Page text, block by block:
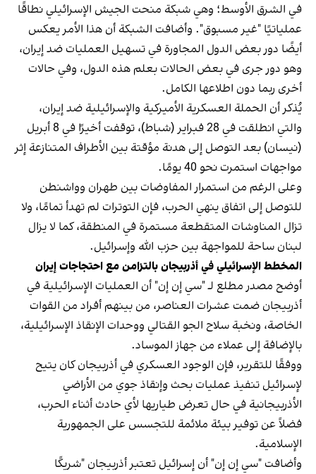
في الشرق الأوسط؛ وهي شبكة منحت الجيش الإسرائيلي نطاقًا
عملياتيًا "غير مسبوق". وأضافت الشبكة أن هذا الأمر يعكس
أيضًا دور بعض الدول المجاورة في تسهيل العمليات ضد إيران،
وهو دور جرى في بعض الحالات بعلم هذه الدول، وفي حالات
أخرى ربما دون اطلاعها الكامل.
يُذكر أن الحملة العسكرية الأميركية والإسرائيلية ضد إيران،
والتي انطلقت في 28 فبراير (شباط)، توقفت أخيرًا في 8 أبريل
(نيسان) بعد التوصل إلى هدنة مؤقتة بين الأطراف المتنازعة إثر
مواجهات استمرت نحو 40 يومًا.
وعلى الرغم من استمرار المفاوضات بين طهران وواشنطن
للتوصل إلى اتفاق ينهي الحرب، فإن التوترات لم تهدأ تمامًا، ولا
تزال المناوشات المتقطعة مستمرة في المنطقة، كما لا يزال
لبنان ساحة للمواجهة بين حزب الله وإسرائيل.
المخطط الإسرائيلي في أذربيجان بالتزامن مع احتجاجات إيران
أوضح مصدر مطلع لـ "سي إن إن" أن العمليات الإسرائيلية في
أذربيجان ضمت عشرات العناصر، من بينهم أفراد من القوات
الخاصة، ونخبة سلاح الجو القتالي ووحدات الإنقاذ الإسرائيلية،
بالإضافة إلى عملاء من جهاز الموساد.
ووفقًا للتقرير، فإن الوجود العسكري في أذربيجان كان يتيح
لإسرائيل تنفيذ عمليات بحث وإنقاذ جوي من الأراضي
الأذربيجانية في حال تعرض طياريها لأي حادث أثناء الحرب،
فضلاً عن توفير بيئة ملائمة للتجسس على الجمهورية
الإسلامية.
وأضافت "سي إن إن" أن إسرائيل تعتبر أذربيجان "شريكًا